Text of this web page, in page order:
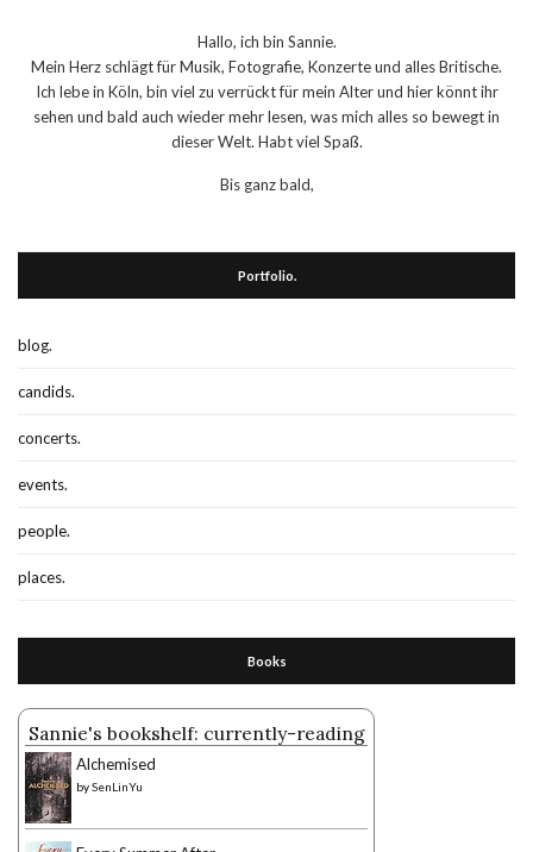
Hallo, ich bin Sannie.
Mein Herz schlägt für Musik, Fotografie, Konzerte und alles Britische.
Ich lebe in Köln, bin viel zu verrückt für mein Alter und hier könnt ihr
sehen und bald auch wieder mehr lesen, was mich alles so bewegt in
dieser Welt. Habt viel Spaß.
Bis ganz bald,
Portfolio.
blog.
candids.
concerts.
events.
people.
places.
Books
Sannie's bookshelf: currently-reading
Alchemised
bySenLinYu